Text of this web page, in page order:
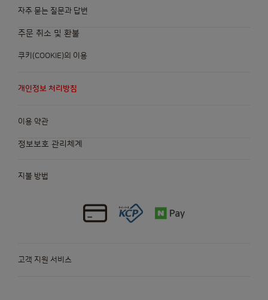
지불 방법
고객 지원 서비스
자주 묻는 질문과 답변
주문 취소 및 환불
쿠키(COOKIE)의 이용
개인정보 처리방침
이용 약관
정보보호 관리체계